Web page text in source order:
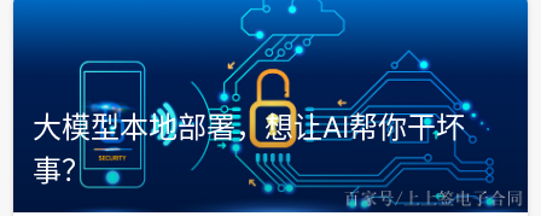
大模型本地部署，想让AI帮你干坏
事？